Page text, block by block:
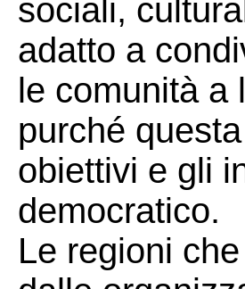
sociali,
adatto a
le comunità a
purché
obiettivi e gli
democratico.
Le regioni